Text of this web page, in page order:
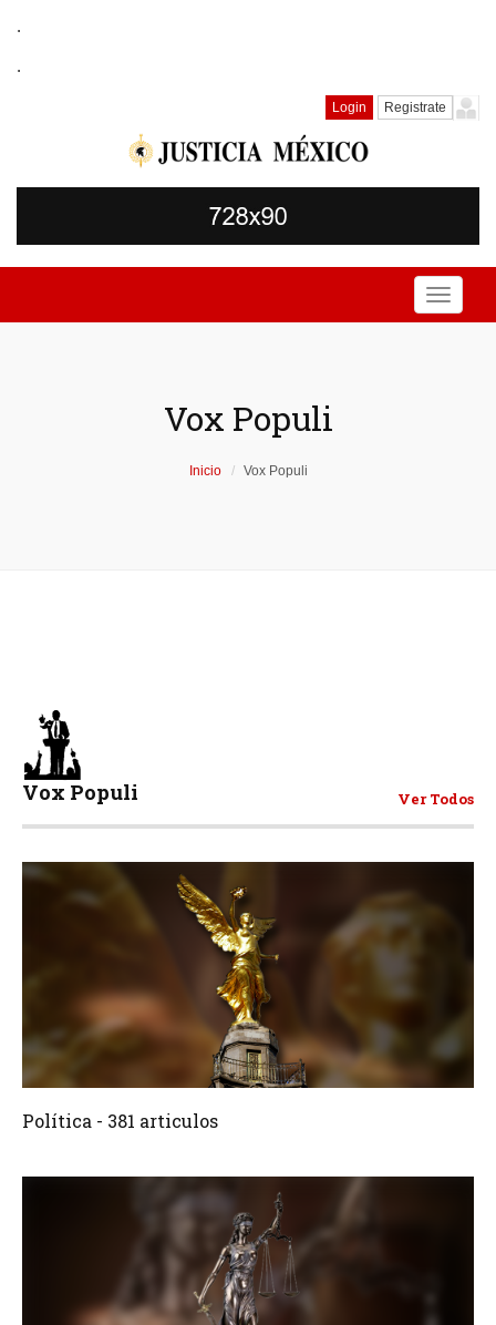
.
.
Login Registrate
Toggle
Vox Populi
Inicio Vox Populi
Vox Populi Ver Todos
381 Articulos
Política - 381 articulos